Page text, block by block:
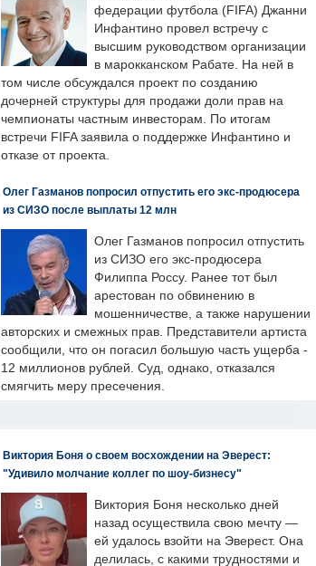
федерации футбола (FIFA) Джанни
Инфантино провел встречу с
высшим руководством организации
в марокканском Рабате. На ней в
том числе обсуждался проект по созданию
дочерней структуры для продажи доли прав на
чемпионаты частным инвесторам. По итогам
встречи FIFA заявила о поддержке Инфантино и
отказе от проекта.
Олег Газманов попросил отпустить его экс-продюсера
из СИЗО после выплаты 12 млн
Олег Газманов попросил отпустить
из СИЗО его экс-продюсера
Филиппа Россу. Ранее тот был
арестован по обвинению в
мошенничестве, а также нарушении
авторских и смежных прав. Представители артиста
сообщили, что он погасил большую часть ущерба -
12 миллионов рублей. Суд, однако, отказался
смягчить меру пресечения.
Виктория Боня о своем восхождении на Эверест:
"Удивило молчание коллег по шоу-бизнесу"
Виктория Боня несколько дней
назад осуществила свою мечту —
ей удалось взойти на Эверест. Она
делилась, с какими трудностями и